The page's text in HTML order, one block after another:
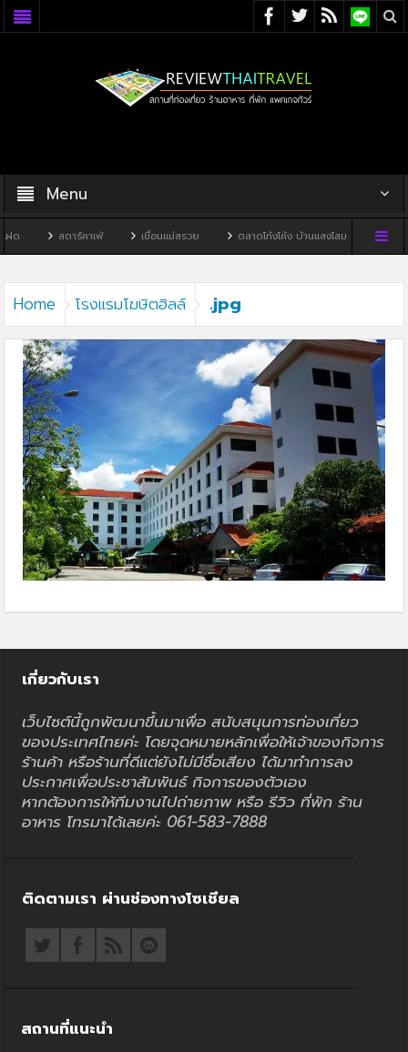
Menu
สตาร์คาเฟ่ เขื่อนแม่สรวย ตลาดโก้งโค้ง บ้านแสงโสม ทิวผาคา
Home โรงแรมโฆษิตฮิลล์ .jpg
เกี่ยวกับเรา
เว็บไซต์นี้ถูกพัฒนาขึ้นมาเพื่อ สนับสนุนการท่องเที่ยว
ของประเทศไทยค่ะ โดยจุดหมายหลักเพื่อให้เจ้าของกิจการ
ร้านค้า หรือร้านที่ดีแต่ยังไม่มีชื่อเสียง ได้มาทำการลง
ประกาศเพื่อประชาสัมพันธ์ กิจการของตัวเอง
หากต้องการให้ทีมงานไปถ่ายภาพ หรือ รีวิว ที่พัก ร้าน
อาหาร โทรมาได้เลยค่ะ 061-583-7888
ติดตามเรา ผ่านช่องทางโซเชียล
สถานที่แนะนำ